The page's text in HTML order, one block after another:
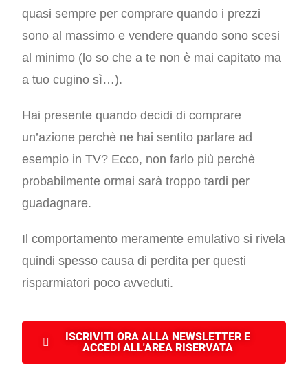
quasi sempre per comprare quando i prezzi
sono al massimo e vendere quando sono scesi
al minimo (lo so che a te non è mai capitato ma
a tuo cugino sì…).
Hai presente quando decidi di comprare
un’azione perchè ne hai sentito parlare ad
esempio in TV? Ecco, non farlo più perchè
probabilmente ormai sarà troppo tardi per
guadagnare.
Il comportamento meramente emulativo si rivela
quindi spesso causa di perdita per questi
risparmiatori poco avveduti.
ISCRIVITI ORA ALLA NEWSLETTER E
ACCEDI ALL'AREA RISERVATA